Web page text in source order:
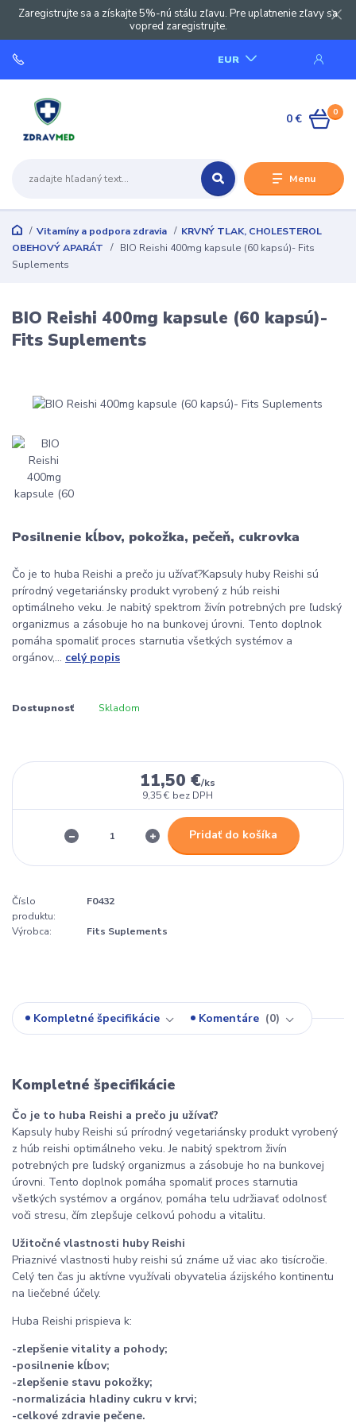
Zaregistrujte sa a získajte 5%-nú stálu zľavu. Pre uplatnenie zľavy sa
vopred zaregistrujte.
Menu
EUR
0
0 €
Vitamíny a podpora zdravia
KRVNÝ TLAK, CHOLESTEROL
OBEHOVÝ APARÁT
BIO Reishi 400mg kapsule (60 kapsú)- Fits
Suplements
BIO Reishi 400mg kapsule (60 kapsú)-
Fits Suplements
Posilnenie kĺbov, pokožka, pečeň, cukrovka
Čo je to huba Reishi a prečo ju užívať?Kapsuly huby Reishi sú
prírodný vegetariánsky produkt vyrobený z húb reishi
optimálneho veku. Je nabitý spektrom živín potrebných pre ľudský
organizmus a zásobuje ho na bunkovej úrovni. Tento doplnok
pomáha spomaliť proces starnutia všetkých systémov a
orgánov,... celý popis
Dostupnosť Skladom
11,50 €/ks
9,35 € bez DPH
Pridať do košíka
Číslo
produktu:
F0432
Výrobca: Fits Suplements
Kompletné špecifikácie Komentáre 0
Kompletné špecifikácie
Čo je to huba Reishi a prečo ju užívať?
Kapsuly huby Reishi sú prírodný vegetariánsky produkt vyrobený
z húb reishi optimálneho veku. Je nabitý spektrom živín
potrebných pre ľudský organizmus a zásobuje ho na bunkovej
úrovni. Tento doplnok pomáha spomaliť proces starnutia
všetkých systémov a orgánov, pomáha telu udržiavať odolnosť
voči stresu, čím zlepšuje celkovú pohodu a vitalitu.
Užitočné vlastnosti huby Reishi
Priaznivé vlastnosti huby reishi sú známe už viac ako tisícročie.
Celý ten čas ju aktívne využívali obyvatelia ázijského kontinentu
na liečebné účely.
Huba Reishi prispieva k:
-zlepšenie vitality a pohody;
-posilnenie kĺbov;
-zlepšenie stavu pokožky;
-normalizácia hladiny cukru v krvi;
-celkové zdravie pečene.